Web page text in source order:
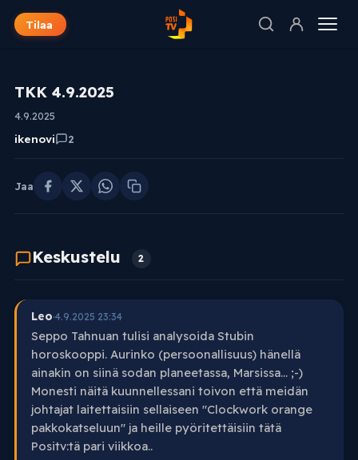
Tilaa
TKK 4.9.2025
4.9.2025
ikenovi 2
Jaa
Keskustelu 2
Leo·4.9.2025 23:34
Seppo Tahnuan tulisi analysoida Stubin
horoskooppi. Aurinko (persoonallisuus) hänellä
ainakin on siinä sodan planeetassa, Marsissa... ;-)
Monesti näitä kuunnellessani toivon että meidän
johtajat laitettaisiin sellaiseen "Clockwork orange
pakkokatseluun" ja heille pyöritettäisiin tätä
Positv:tä pari viikkoa..